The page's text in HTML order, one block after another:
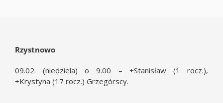
Rzystnowo
09.02. (niedziela) o 9.00 – +Stanisław (1 rocz.),
+Krystyna (17 rocz.) Grzegórscy.